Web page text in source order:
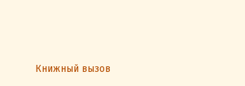
Книжный вызов